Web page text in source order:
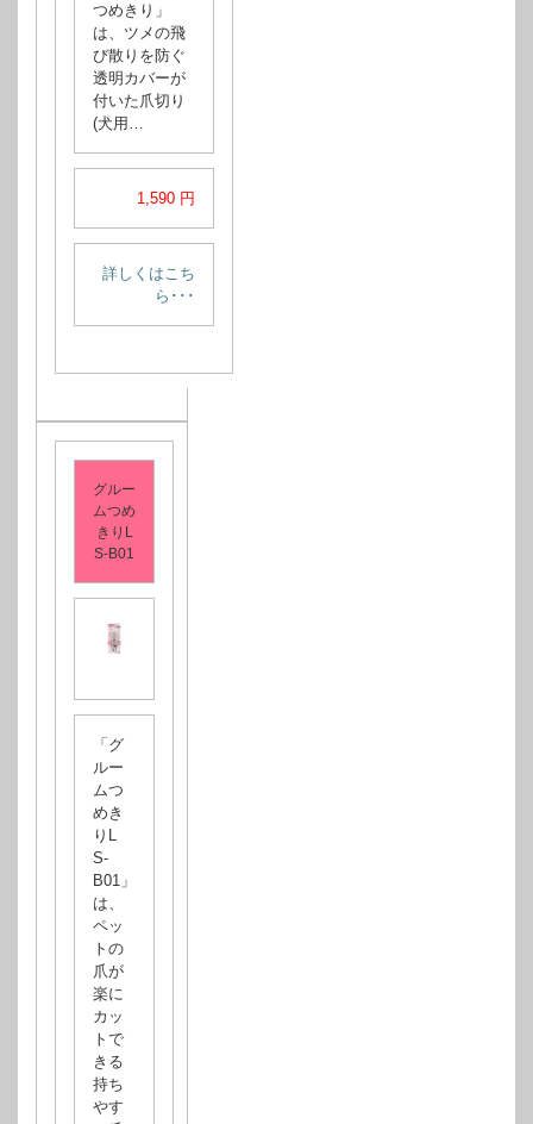
つめきり」
は、ツメの飛
び散りを防ぐ
透明カバーが
付いた爪切り
(犬用…
1,590 円
詳しくはこち
ら･･･
グルー
ムつめ
きりL
S-B01
「グ
ルー
ムつ
めき
りL
S-
B01」
は、
ペッ
トの
爪が
楽に
カッ
トで
きる
持ち
やす